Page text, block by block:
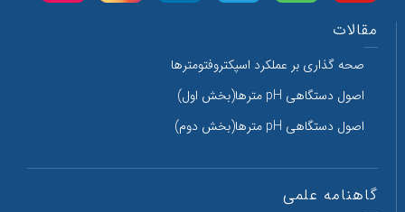
مقالات
صحه گذاری بر عملکرد اسپکتروفتومترها
اصول دستگاهی pH مترها(بخش اول)
اصول دستگاهی pH مترها(بخش دوم)
گاهنامه علمی